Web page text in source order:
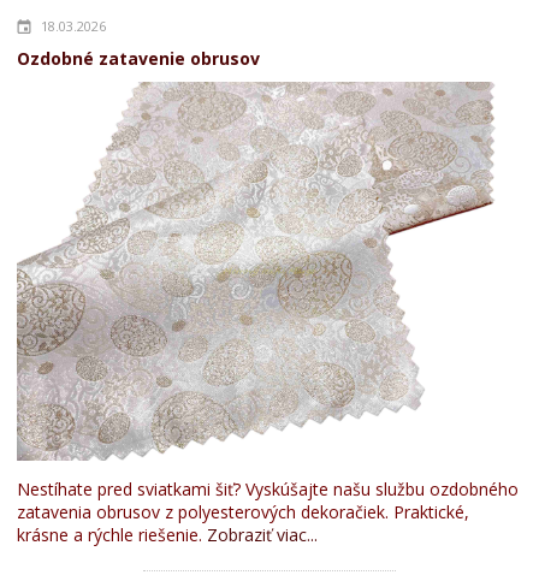
18.03.2026
Ozdobné zatavenie obrusov
Nestíhate pred sviatkami šiť? Vyskúšajte našu službu ozdobného
zatavenia obrusov z polyesterových dekoračiek. Praktické,
krásne a rýchle riešenie. Zobraziť viac...